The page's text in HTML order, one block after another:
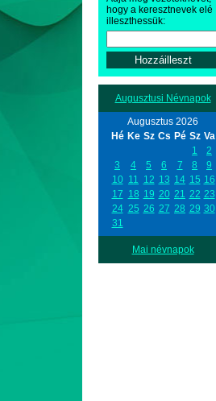
hogy a keresztnevek elé
illeszthessük:
Augusztusi Névnapok
Augusztus 2026
Hé Ke Sz Cs Pé Sz Va
1
2
3
4 5 6 7 8
9
10 11 12 13 14 15 16
17 18 19 20 21 22 23
24 25 26 27 28 29 30
31
Mai névnapok